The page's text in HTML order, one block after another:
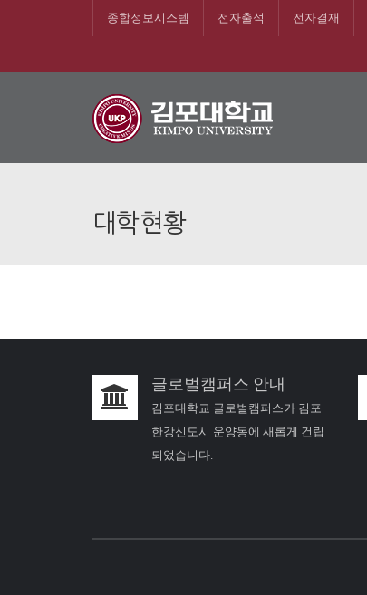
종합정보시스템 전자출석 전자결재
대학현황
글로벌캠퍼스 안내
김포대학교 글로벌캠퍼스가 김포
한강신도시 운양동에 새롭게 건립
되었습니다.